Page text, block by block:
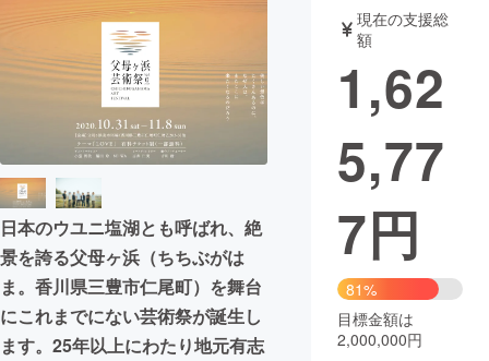
テクノロジー・ガジェット
映像・映画 書籍・雑誌
ビジネス・起業 チャレンジ
まちづくり・地域活性化
CAMPFIRE for Social Good
CAMPFIRE Creation
CAMPFIREふるさと納税 machi-ya コミュニティ
日本のウユニ塩湖とも呼ばれ、絶
景を誇る父母ヶ浜（ちちぶがは
ま。香川県三豊市仁尾町）を舞台
にこれまでにない芸術祭が誕生し
ます。25年以上にわたり地元有志
現在の支援総
額
1,62
5,77
7円
81%
目標金額は
2,000,000円